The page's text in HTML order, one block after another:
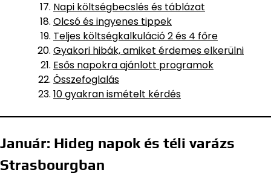
Napi költségbecslés és táblázat
Olcsó és ingyenes tippek
Teljes költségkalkuláció 2 és 4 főre
Gyakori hibák, amiket érdemes elkerülni
Esős napokra ajánlott programok
Összefoglalás
10 gyakran ismételt kérdés
Január: Hideg napok és téli varázs
Strasbourgban